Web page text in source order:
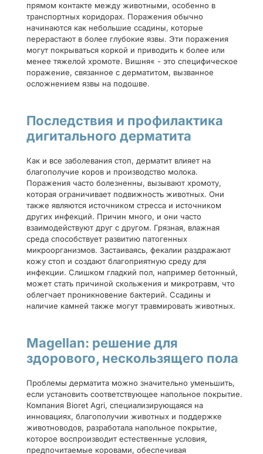
прямом контакте между животными, особенно в
транспортных коридорах. Поражения обычно
начинаются как небольшие ссадины, которые
перерастают в более глубокие язвы. Эти поражения
могут покрываться коркой и приводить к более или
менее тяжелой хромоте. Вишня« - это специфическое
поражение, связанное с дерматитом, вызванное
осложнением язвы на подошве.
Последствия и профилактика
дигитального дерматита
Как и все заболевания стоп, дерматит влияет на
благополучие коров и производство молока.
Поражения часто болезненны, вызывают хромоту,
которая ограничивает подвижность животных. Они
также являются источником стресса и источником
других инфекций. Причин много, и они часто
взаимодействуют друг с другом. Грязная, влажная
среда способствует развитию патогенных
микроорганизмов. Застаиваясь, фекалии раздражают
кожу стоп и создают благоприятную среду для
инфекции. Слишком гладкий пол, например бетонный,
может стать причиной скольжения и микротравм, что
облегчает проникновение бактерий. Ссадины и
наличие камней также могут травмировать животных.
Magellan: решение для
здорового, нескользящего пола
Проблемы дерматита можно значительно уменьшить,
если установить соответствующее напольное покрытие.
Компания Bioret Agri, специализирующаяся на
инновациях, благополучии животных и поддержке
животноводов, разработала напольное покрытие,
которое воспроизводит естественные условия,
предпочитаемые коровами, обеспечивая